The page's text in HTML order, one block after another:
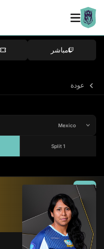
مباشر
عودة
Split 1
المتوسط
76